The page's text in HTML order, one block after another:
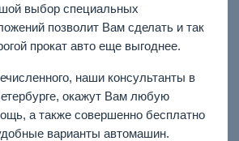
выбор специальных
позволит Вам сделать и так
прокат авто еще выгоднее.
наши консультанты в
окажут Вам любую
а также совершенно бесплатно
варианты автомашин.